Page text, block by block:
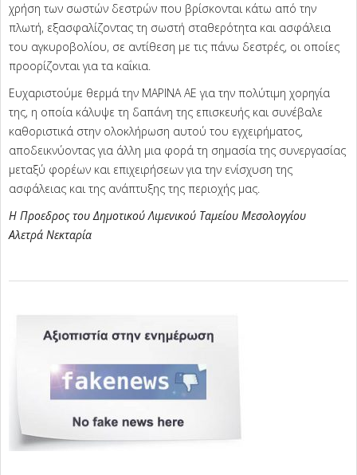
χρήση των σωστών δεστρών που βρίσκονται κάτω από την
πλωτή, εξασφαλίζοντας τη σωστή σταθερότητα και ασφάλεια
του αγκυροβολίου, σε αντίθεση με τις πάνω δεστρές, οι οποίες
προορίζονται για τα καΐκια.
Ευχαριστούμε θερμά την ΜΑΡΙΝΑ ΑΕ για την πολύτιμη χορηγία
της, η οποία κάλυψε τη δαπάνη της επισκευής και συνέβαλε
καθοριστικά στην ολοκλήρωση αυτού του εγχειρήματος,
αποδεικνύοντας για άλλη μια φορά τη σημασία της συνεργασίας
μεταξύ φορέων και επιχειρήσεων για την ενίσχυση της
ασφάλειας και της ανάπτυξης της περιοχής μας.
Η Προεδρος του Δημοτικού Λιμενικού Ταμείου Μεσολογγίου
Αλετρά Νεκταρία